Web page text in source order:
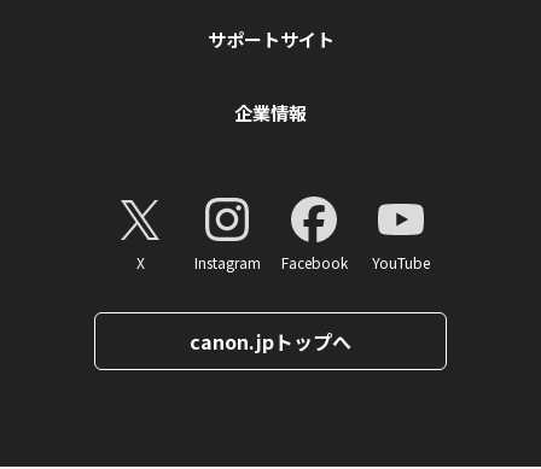
サポートサイト
企業情報
X Instagram Facebook YouTube
canon.jpトップへ